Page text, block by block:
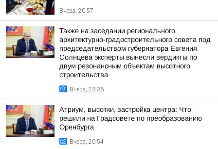
Вчера, 20:57
Также на заседании регионального
архитектурно-градостроительного совета под
председательством губернатора Евгения
Солнцева эксперты вынесли вердикты по
двум резонансным объектам высотного
строительства
Вчера, 23:36
Атриум, высотки, застройка центра: Что
решили на Градсовете по преобразованию
Оренбурга
Вчера, 20:54